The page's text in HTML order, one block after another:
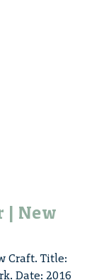
| New
Craft. Title:
Date: 2016